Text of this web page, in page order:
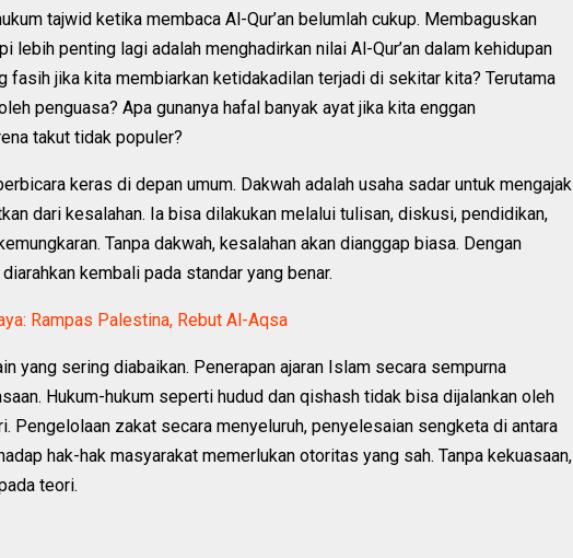
tajwid ketika membaca Al-Qur’an belumlah cukup. Membaguskan
lebih penting lagi adalah menghadirkan nilai Al-Qur’an dalam kehidupan
fasih jika kita membiarkan ketidakadilan terjadi di sekitar kita? Terutama
penguasa? Apa gunanya hafal banyak ayat jika kita enggan
takut tidak populer?
keras di depan umum. Dakwah adalah usaha sadar untuk mengajak
dari kesalahan. Ia bisa dilakukan melalui tulisan, diskusi, pendidikan,
Tanpa dakwah, kesalahan akan dianggap biasa. Dengan
kembali pada standar yang benar.
Rampas Palestina, Rebut Al-Aqsa
yang sering diabaikan. Penerapan ajaran Islam secara sempurna
Hukum-hukum seperti hudud dan qishash tidak bisa dijalankan oleh
Pengelolaan zakat secara menyeluruh, penyelesaian sengketa di antara
hak-hak masyarakat memerlukan otoritas yang sah. Tanpa kekuasaan,
teori.